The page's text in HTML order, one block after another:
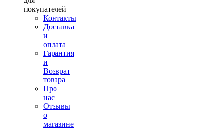
покупателей
Контакты
Доставка
и
оплата
Гарантия
и
Возврат
товара
Про
нас
Отзывы
о
магазине